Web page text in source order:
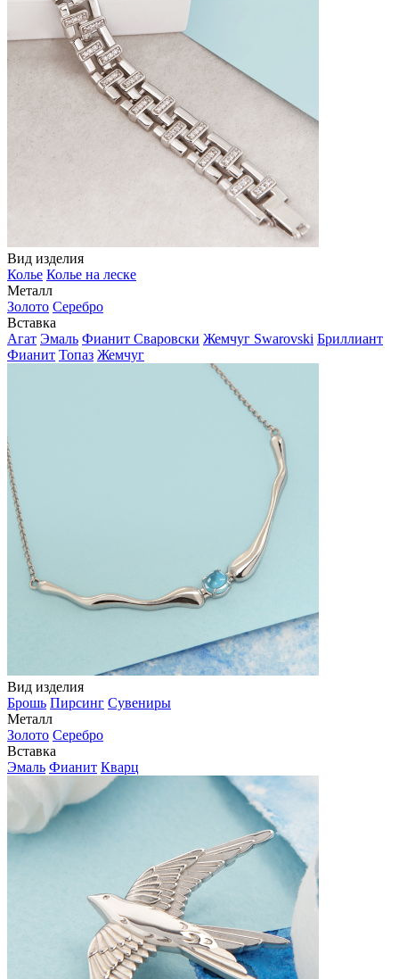
Вид изделия
Колье Колье на леске
Металл
Золото Серебро
Вставка
Агат Эмаль Фианит Сваровски Жемчуг Swarovski Бриллиант
Фианит Топаз Жемчуг
Вид изделия
Брошь Пирсинг Сувениры
Металл
Золото Серебро
Вставка
Эмаль Фианит Кварц